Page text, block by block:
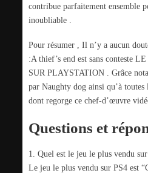
contribue parfaitement ensemble
inoubliable .
Pour résumer , Il n’y a aucun
:A thief’s end est sans conteste
SUR PLAYSTATION . Grâce
par Naughty dog ainsi qu’à toutes
dont regorge ce chef-d’œuvre
Questions et
1. Quel est le jeu le plus vendu
Le jeu le plus vendu sur PS4 est